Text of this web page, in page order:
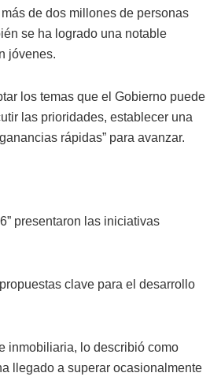
de dos millones de personas
se ha logrado una notable
jóvenes.
los temas que el Gobierno puede
las prioridades, establecer una
rápidas” para avanzar.
presentaron las iniciativas
clave para el desarrollo
inmobiliaria, lo describió como
llegado a superar ocasionalmente